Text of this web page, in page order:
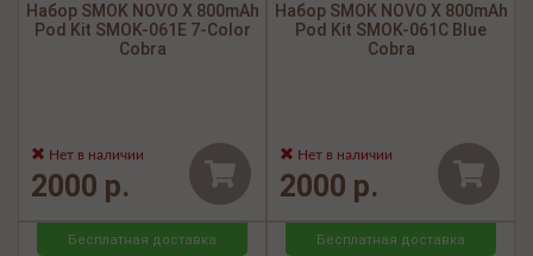
Набор SMOK NOVO X 800mAh
Pod Kit SMOK-061E 7-Color
Cobra
Нет в наличии
2000 р.
Набор SMOK NOVO X 800mAh
Pod Kit SMOK-061С Blue
Cobra
Нет в наличии
2000 р.
Бесплатная доставка Бесплатная доставка